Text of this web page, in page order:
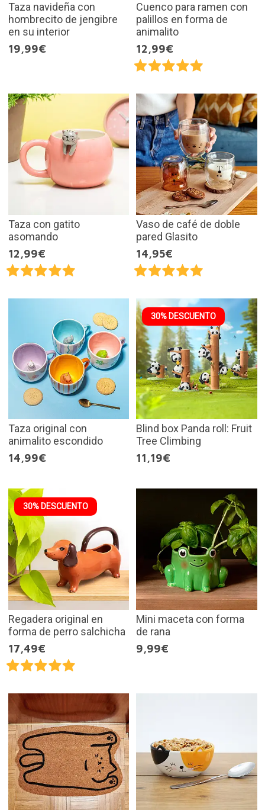
Taza navideña con
hombrecito de jengibre
en su interior
19,99€
Cuenco para ramen con
palillos en forma de
animalito
12,99€
Taza con gatito
asomando
12,99€
Vaso de café de doble
pared Glasito
14,95€
Taza original con
animalito escondido
14,99€
30% DESCUENTO
Blind box Panda roll: Fruit
Tree Climbing
11,19€
30% DESCUENTO
Regadera original en
forma de perro salchicha
17,49€
Mini maceta con forma
de rana
9,99€